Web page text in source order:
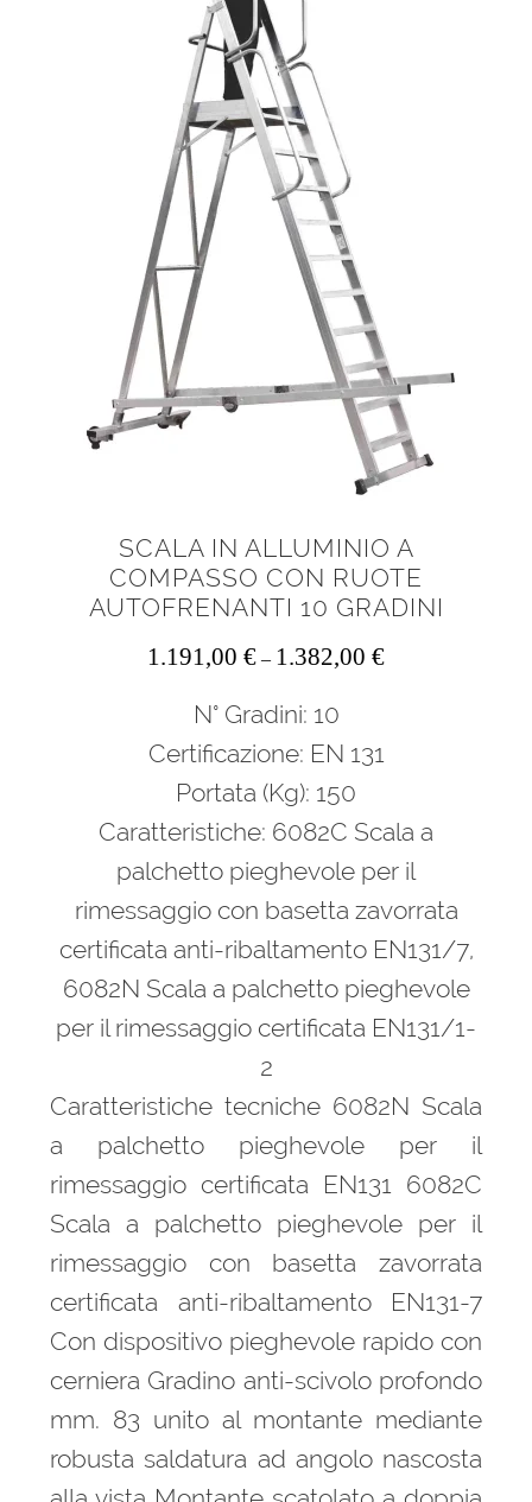
SCALA IN ALLUMINIO A
COMPASSO CON RUOTE
AUTOFRENANTI 10 GRADINI
1.191,00 € – 1.382,00 €
N° Gradini: 10
Certificazione: EN 131
Portata (Kg): 150
Caratteristiche: 6082C Scala a
palchetto pieghevole per il
rimessaggio con basetta zavorrata
certificata anti-ribaltamento EN131/7,
6082N Scala a palchetto pieghevole
per il rimessaggio certificata EN131/1-
2
Caratteristiche tecniche 6082N Scala
a palchetto pieghevole per il
rimessaggio certificata EN131 6082C
Scala a palchetto pieghevole per il
rimessaggio con basetta zavorrata
certificata anti-ribaltamento EN131-7
Con dispositivo pieghevole rapido con
cerniera Gradino anti-scivolo profondo
mm. 83 unito al montante mediante
robusta saldatura ad angolo nascosta